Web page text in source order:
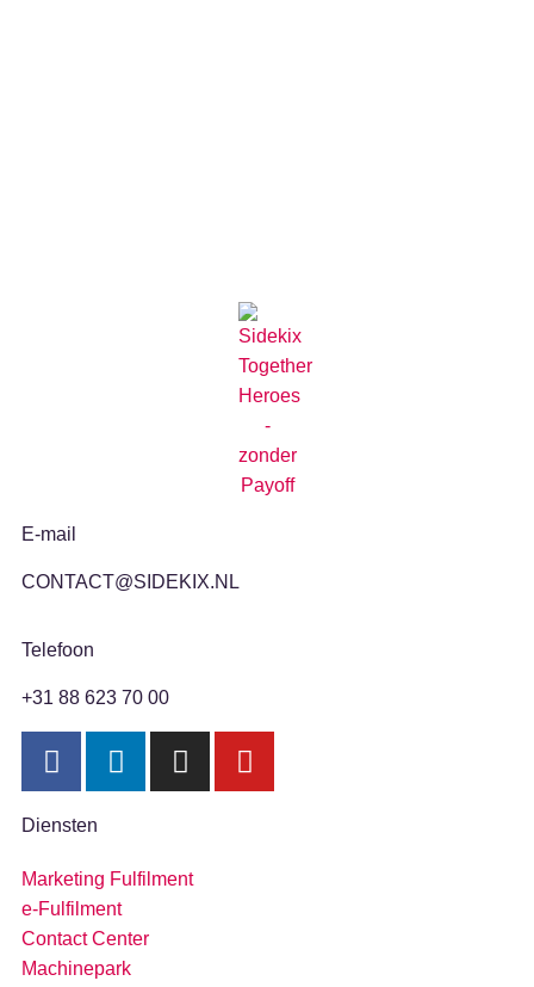
E-mail
CONTACT@SIDEKIX.NL
Telefoon
+31 88 623 70 00
Diensten
Marketing Fulfilment
e-Fulfilment
Contact Center
Machinepark